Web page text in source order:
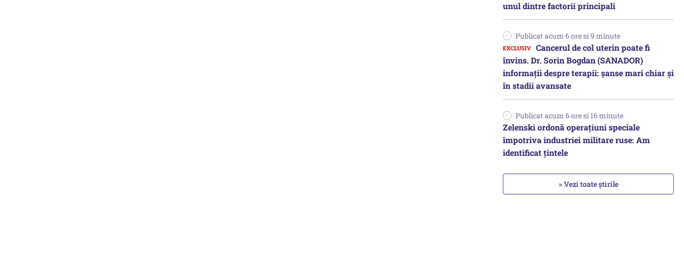
unul dintre factorii principali
Publicat acum 6 ore si 9 minute
Cancerul de col uterin poate fi
învins. Dr. Sorin Bogdan (SANADOR)
informații despre terapii: șanse mari chiar și
în stadii avansate
Publicat acum 6 ore si 16 minute
Zelenski ordonă operațiuni speciale
împotriva industriei militare ruse: Am
identificat țintele
» Vezi toate știrile